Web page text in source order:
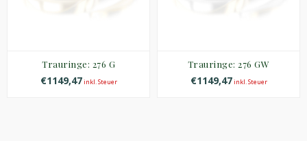
Trauringe: 276 G
€1149,47inkl. Steuer
Trauringe: 276 GW
€1149,47inkl. Steuer